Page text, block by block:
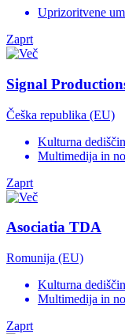
Uprizoritvene
Zaprt
Signal
Češka republika (EU)
Kulturna
Multimedija in
Zaprt
Asociatia TDA
Romunija (EU)
Kulturna
Multimedija in
Zaprt